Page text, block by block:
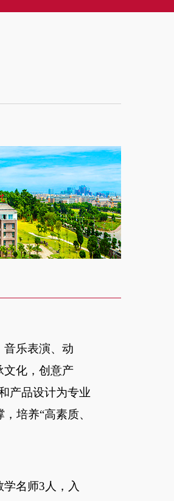
音乐表演、动
文化，创意产
产品设计为专业
培养“高素质、
学名师3人，入